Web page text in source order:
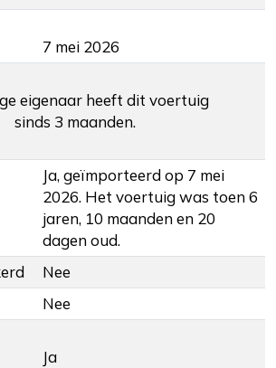
7 mei 2026
eigenaar heeft dit voertuig
sinds 3 maanden.
Ja, geïmporteerd op 7 mei
2026. Het voertuig was toen 6
jaren, 10 maanden en 20
dagen oud.
Nee
Nee
Ja